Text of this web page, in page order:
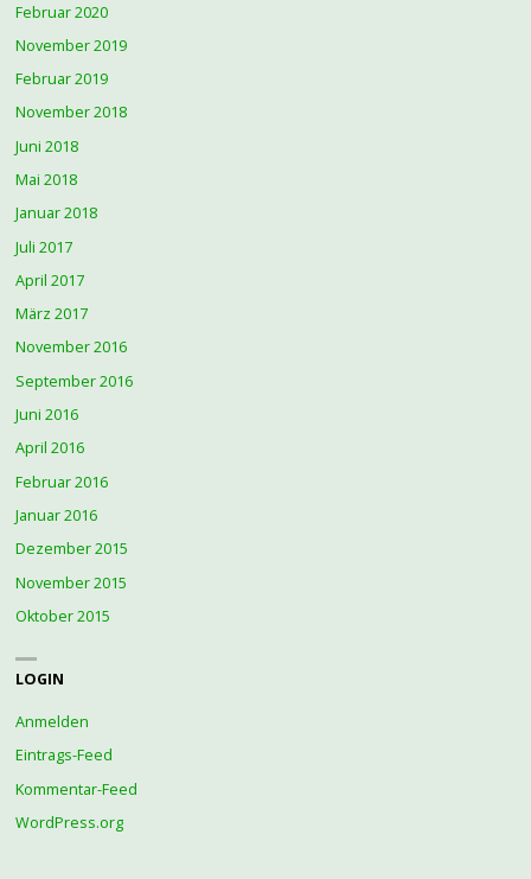
Februar 2020
November 2019
Februar 2019
November 2018
Juni 2018
Mai 2018
Januar 2018
Juli 2017
April 2017
März 2017
November 2016
September 2016
Juni 2016
April 2016
Februar 2016
Januar 2016
Dezember 2015
November 2015
Oktober 2015
LOGIN
Anmelden
Eintrags-Feed
Kommentar-Feed
WordPress.org